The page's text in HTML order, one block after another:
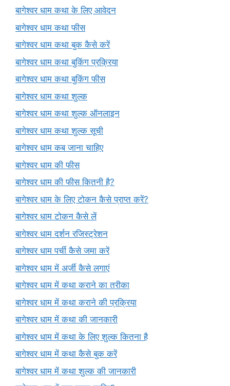
बागेश्वर धाम कथा के लिए आवेदन
बागेश्वर धाम कथा फीस
बागेश्वर धाम कथा बुक कैसे करें
बागेश्वर धाम कथा बुकिंग प्रक्रिया
बागेश्वर धाम कथा बुकिंग फीस
बागेश्वर धाम कथा शुल्क
बागेश्वर धाम कथा शुल्क ऑनलाइन
बागेश्वर धाम कथा शुल्क सूची
बागेश्वर धाम कब जाना चाहिए
बागेश्वर धाम की फीस
बागेश्वर धाम की फीस कितनी है?
बागेश्वर धाम के लिए टोकन कैसे प्राप्त करें?
बागेश्वर धाम टोकन कैसे लें
बागेश्वर धाम दर्शन रजिस्ट्रेशन
बागेश्वर धाम पर्ची कैसे जमा करें
बागेश्वर धाम में अर्जी कैसे लगाएं
बागेश्वर धाम में कथा कराने का तरीका
बागेश्वर धाम में कथा कराने की प्रक्रिया
बागेश्वर धाम में कथा की जानकारी
बागेश्वर धाम में कथा के लिए शुल्क कितना है
बागेश्वर धाम में कथा कैसे बुक करें
बागेश्वर धाम में कथा शुल्क की जानकारी